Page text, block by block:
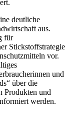
deutliche
aus.
für
Stickstoffstrategie
vor.
und
über die
Produkten und
werden.